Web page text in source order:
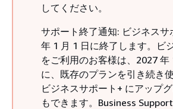
してください。
サポート終了通知: ビジネスサ
年 1 月 1 日に終了します。ビ
をご利用のお客様は、2027 年
に、既存のプランを引き続き
ビジネスサポート+ にアップ
もできます。Business